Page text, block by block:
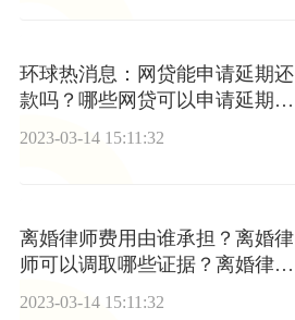
环球热消息：网贷能申请延期还
款吗？哪些网贷可以申请延期还
2023-03-14 15:11:32
离婚律师费用由谁承担？离婚律
师可以调取哪些证据？离婚律师
费标准一览表
2023-03-14 15:11:32